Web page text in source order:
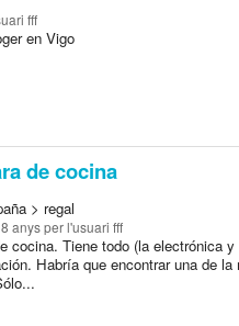
fff
en Vigo
de cocina
> regal
anysper l'usuari fff
cocina. Tiene todo (la electrónica
Habría que encontrar una de